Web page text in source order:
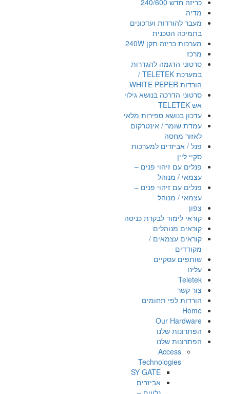
כריזה חדש 240/600
מדיה
מעבר להורדות ועדכונים
בתמיכה הטכנית
מערכות כריזה תקן 240W
מרכז
סרטוני הדגמה להגדרות
במערכת TELETEK /
הורדות WHITE PEPER
סרטוני הדרכה בנושא גילוי
אש TELETEK
עדכון בנושא ספירות מלאי
עמדת שומר / אינטרקום
לאזור מחסה
פנל / אביזרים למערכות
סקיי ליין
פנלים עם זיהוי פנים –
עצמאי / מנוהל
פנלים עם זיהוי פנים –
עצמאי / מנוהל
צפון
קוראי לימוד לבקרת כניסה
קוראים מנוהלים
קוראים עצמאים /
מקודדים
שותפים עסקיים
עלינו
Teletek
צור קשר
הורדות לפי תחומים
Home
Our Hardware
הפתרונות שלנו
הפתרונות שלנו
Access
Technologies
SY GATE
אביזרים